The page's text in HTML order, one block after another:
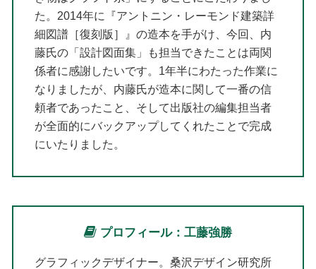
た。2014年に『アントニン・レーモンド建築詳
細図譜［復刻版］』の造本を手がけ、今回、内
藤氏の「設計図面集」も担当できたことは両関
係者に感謝したいです。1年半にわたった作業に
なりましたが、内藤氏が造本に関して一番の信
頼者であったこと、そして出版社の編集担当者
が全面的にバックアップしてくれたことで完成
にいたりました。
プロフィール：工藤強勝
グラフィックデザイナー。桑沢デザイン研究所